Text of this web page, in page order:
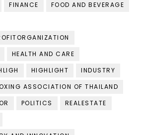
FINANCE
FOOD AND BEVERAGE
HEALTH AND CARE
HIGHLIGHT
INDUSTRY
ASSOCIATION OF THAILAND
POLITICS
REALESTATE